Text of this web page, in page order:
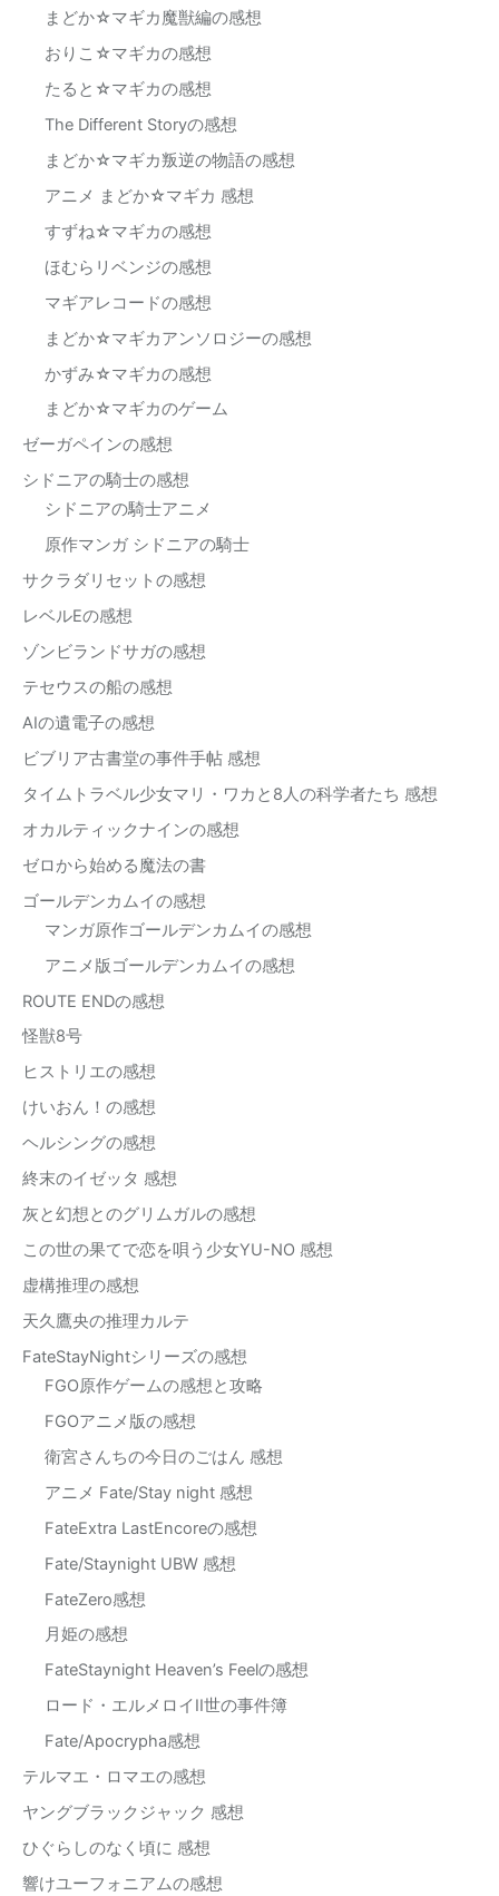
まどか☆マギカ魔獣編の感想
おりこ☆マギカの感想
たると☆マギカの感想
The Different Storyの感想
まどか☆マギカ叛逆の物語の感想
アニメ まどか☆マギカ 感想
すずね☆マギカの感想
ほむらリベンジの感想
マギアレコードの感想
まどか☆マギカアンソロジーの感想
かずみ☆マギカの感想
まどか☆マギカのゲーム
ゼーガペインの感想
シドニアの騎士の感想
シドニアの騎士アニメ
原作マンガ シドニアの騎士
サクラダリセットの感想
レベルEの感想
ゾンビランドサガの感想
テセウスの船の感想
AIの遺電子の感想
ビブリア古書堂の事件手帖 感想
タイムトラベル少女マリ・ワカと8人の科学者たち 感想
オカルティックナインの感想
ゼロから始める魔法の書
ゴールデンカムイの感想
マンガ原作ゴールデンカムイの感想
アニメ版ゴールデンカムイの感想
ROUTE ENDの感想
怪獣8号
ヒストリエの感想
けいおん！の感想
ヘルシングの感想
終末のイゼッタ 感想
灰と幻想とのグリムガルの感想
この世の果てで恋を唄う少女YU-NO 感想
虚構推理の感想
天久鷹央の推理カルテ
FateStayNightシリーズの感想
FGO原作ゲームの感想と攻略
FGOアニメ版の感想
衛宮さんちの今日のごはん 感想
アニメ Fate/Stay night 感想
FateExtra LastEncoreの感想
Fate/Staynight UBW 感想
FateZero感想
月姫の感想
FateStaynight Heaven’s Feelの感想
ロード・エルメロイII世の事件簿
Fate/Apocrypha感想
テルマエ・ロマエの感想
ヤングブラックジャック 感想
ひぐらしのなく頃に 感想
響けユーフォニアムの感想